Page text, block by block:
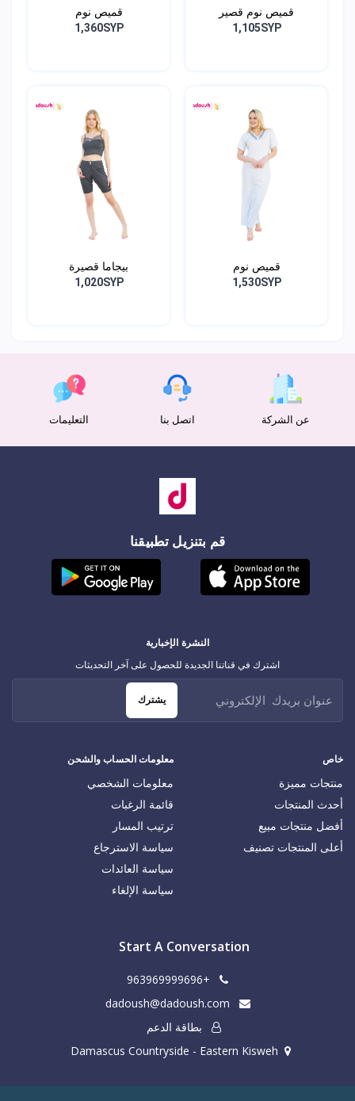
قميص نوم قصير
1,105SYP
قميص نوم
1,360SYP
قميص نوم
1,530SYP
بيجاما قصيرة
1,020SYP
عن الشركة اتصل بنا التعليمات
قم بتنزيل تطبيقنا
خاص
منتجات مميزة
أحدث المنتجات
أفضل منتجات مبيع
أعلى المنتجات تصنيف
معلومات الحساب والشحن
معلومات الشخصي
قائمة الرغبات
ترتيب المسار
سياسة الاسترجاع
سياسة العائدات
سياسة الإلغاء
النشرة الإخبارية
اشترك في قناتنا الجديدة للحصول على آخر التحديثات
يشترك
Start A Conversation
+963969999696
بطاقة الدعم
Damascus Countryside - Eastern Kisweh